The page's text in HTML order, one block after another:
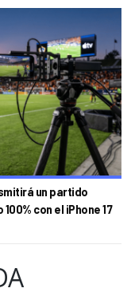
un partido
con el iPhone 17